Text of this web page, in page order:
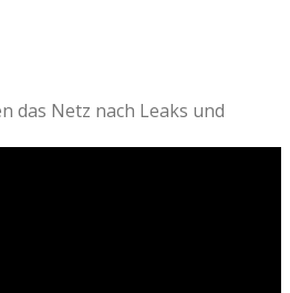
das Netz nach Leaks und